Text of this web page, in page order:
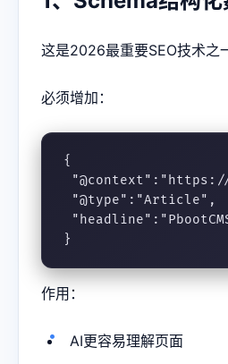
这是2026最重要SEO技术之
必须增加：
{
"@context":"https://
"@type":"Article",
"headline":"PbootCMS
}
作用：
AI更容易理解页面